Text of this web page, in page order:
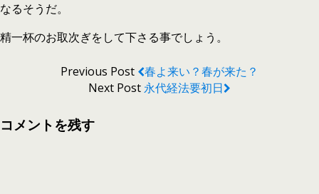
なるそうだ。
精一杯のお取次ぎをして下さる事でしょう。
Previous Post
春よ来い？春が来た？
Next Post 永代経法要初日
コメントを残す